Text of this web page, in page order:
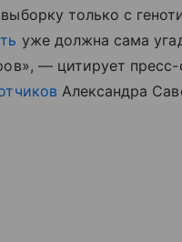
только с
уже должна сама
— цитирует
Александра